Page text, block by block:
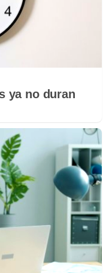
ya no duran